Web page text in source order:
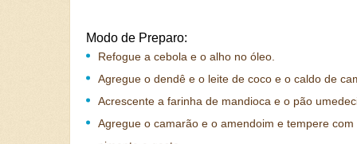
Modo de Preparo:
Refogue a cebola e o alho no óleo.
Agregue o dendê e o leite de coco e o caldo de
Acrescente a farinha de mandioca e o pão
Agregue o camarão e o amendoim e tempere com